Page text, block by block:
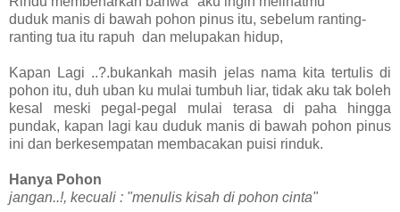
duduk manis di bawah pohon pinus itu, sebelum ranting-
ranting tua itu rapuh dan melupakan hidup,
Kapan Lagi ..?.bukankah masih jelas nama kita tertulis di
pohon itu, duh uban ku mulai tumbuh liar, tidak aku tak boleh
kesal meski pegal-pegal mulai terasa di paha hingga
pundak, kapan lagi kau duduk manis di bawah pohon pinus
ini dan berkesempatan membacakan puisi rinduk.
Hanya Pohon
jangan..!, kecuali : "menulis kisah di pohon cinta"